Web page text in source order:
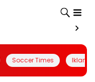
Soccer Times Iklanin